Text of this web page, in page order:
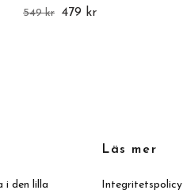
549 kr 479 kr
den lilla
Läs mer
Integritetspolicy